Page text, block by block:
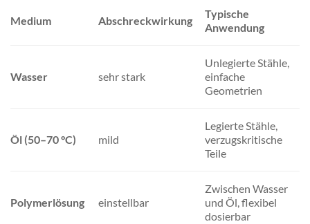
Medium Abschreckwirkung
Typische
Anwendung
Wasser sehr stark
Unlegierte Stähle,
einfache
Geometrien
Öl (50–70 °C) mild
Legierte Stähle,
verzugskritische
Teile
Polymerlösung einstellbar
Zwischen Wasser
und Öl, flexibel
dosierbar